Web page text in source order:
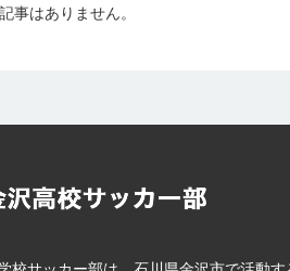
事はありません。